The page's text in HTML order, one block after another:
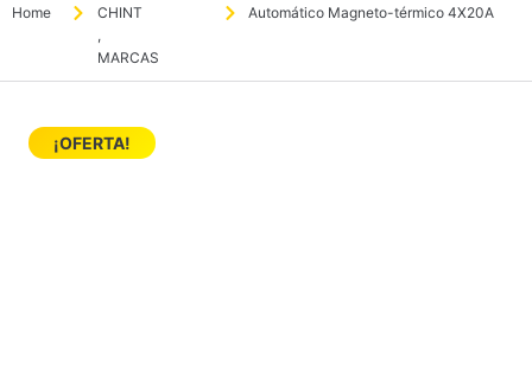
Home
CHINT
,
MARCAS
Automático Magneto-térmico 4X20A
¡OFERTA!